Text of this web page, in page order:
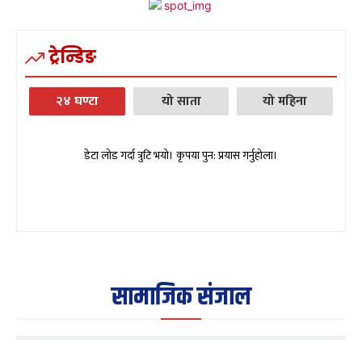
ट्रेन्डिङ
२४ घण्टा यो साता यो महिना
डेटा लोड गर्दा त्रुटि भयो। कृपया पुन: प्रयास गर्नुहोला।
सामाजिक संजाल